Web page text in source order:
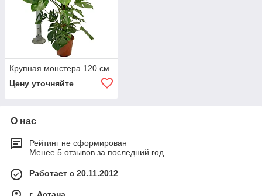
Крупная монстера 120 см
Цену уточняйте
О нас
Рейтинг не сформирован
Менее 5 отзывов за последний год
Работает с 20.11.2012